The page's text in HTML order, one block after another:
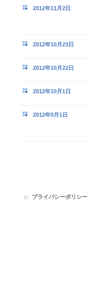
2012年11月2日
2012年10月23日
2012年10月22日
2012年10月1日
2012年9月1日
プライバシーポリシー